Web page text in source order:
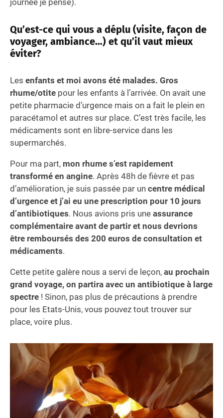
Qu’est-ce qui vous a déplu (visite, façon de
voyager, ambiance…) et qu’il vaut mieux
éviter?
Les enfants et moi avons été malades. Gros
rhume/otite pour les enfants à l’arrivée. On avait une
petite pharmacie d’urgence mais on a fait le plein en
paracétamol et autres sur place. C’est très facile, les
médicaments sont en libre-service dans les
supermarchés.
Pour ma part, mon rhume s’est rapidement
transformé en angine. Après 48h de fièvre et pas
d’amélioration, je suis passée par un centre médical
d’urgence et j’ai eu une prescription pour 10 jours
d’antibiotiques. Nous avions pris une assurance
complémentaire avant de partir et nous devrions
être remboursés des 200 euros de consultation et
médicaments.
Cette petite galère nous a servi de leçon, au prochain
grand voyage, on partira avec un antibiotique à large
spectre ! Sinon, pas plus de précautions à prendre
pour les Etats-Unis, vous pouvez tout trouver sur
place, voire plus.